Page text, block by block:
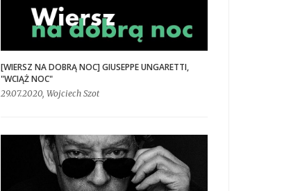
[WIERSZ NA DOBRĄ NOC] GIUSEPPE UNGARETTI,
"WCIĄŻ NOC"
29.07.2020, Wojciech Szot